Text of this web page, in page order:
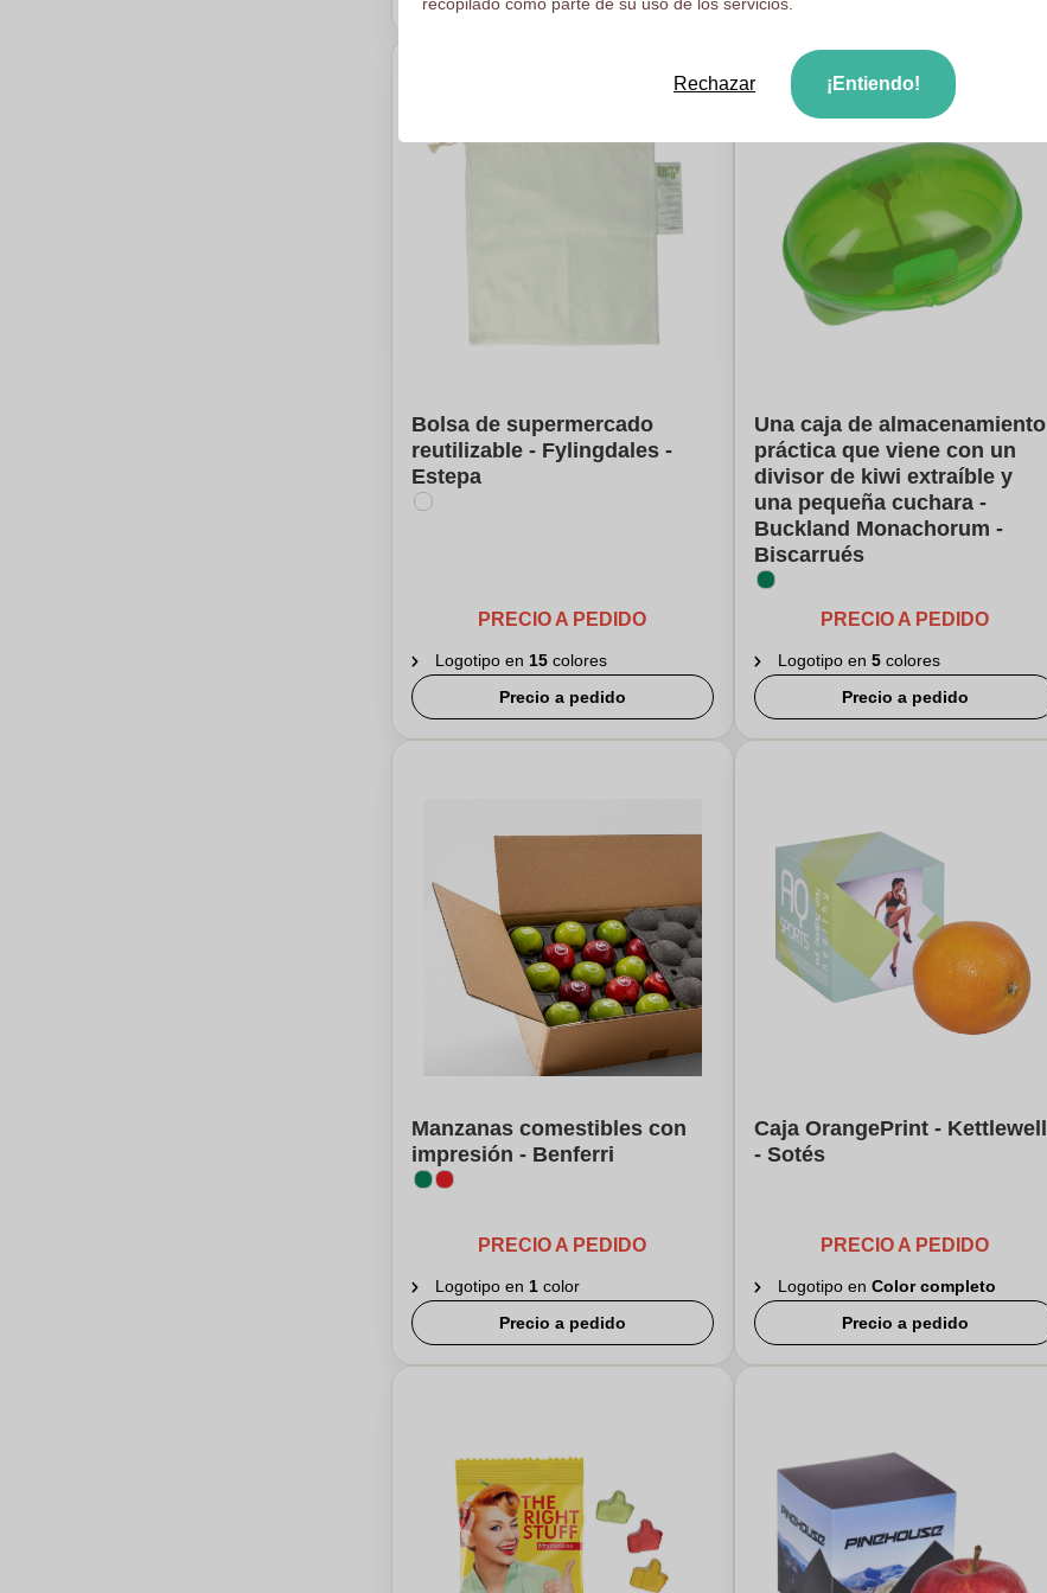
Bolsa de supermercado
reutilizable - Fylingdales -
Estepa
PRECIO A PEDIDO
Logotipo en 15 colores
Precio a pedido
Una caja de almacenamiento
práctica que viene con un
divisor de kiwi extraíble y
una pequeña cuchara -
Buckland Monachorum -
Biscarrués
PRECIO A PEDIDO
Logotipo en 5 colores
Precio a pedido
Manzanas comestibles con
impresión - Benferri
PRECIO A PEDIDO
Logotipo en 1 color
Precio a pedido
Caja OrangePrint - Kettlewell
- Sotés
PRECIO A PEDIDO
Logotipo en Color completo
Precio a pedido
Rechazar ¡Entiendo!